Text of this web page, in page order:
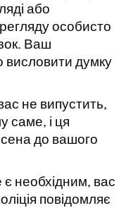
або
особисто
Ваш
висловити думку
не випустить,
саме, і ця
до вашого
необхідним, вас
повідомляє